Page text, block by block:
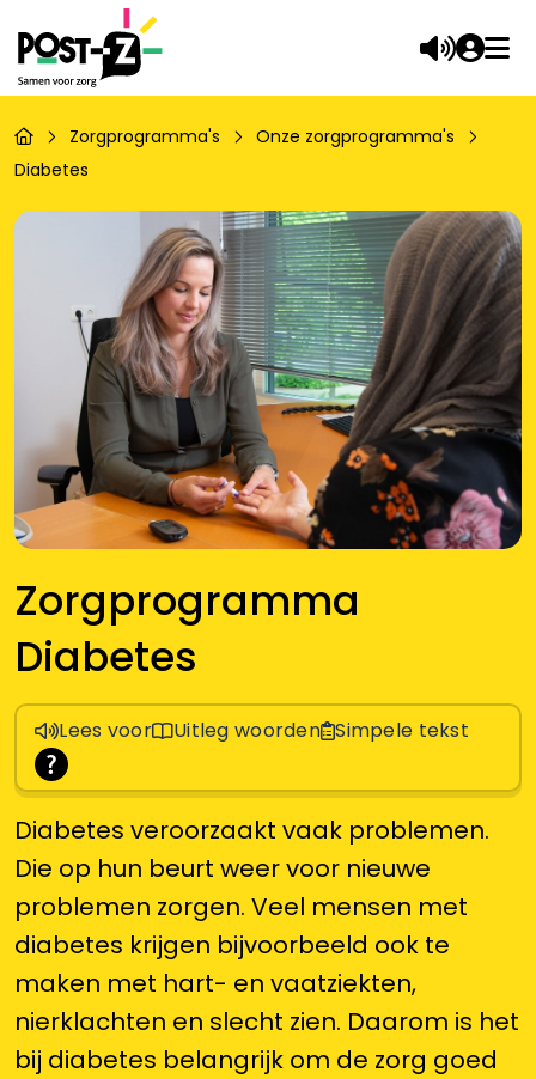
Zorgprogramma's
Onze zorgprogramma's
Diabetes
Zorgprogramma
Diabetes
Lees voor Uitleg woorden Simpele tekst
Diabetes veroorzaakt vaak problemen.
Die op hun beurt weer voor nieuwe
problemen zorgen. Veel mensen met
diabetes krijgen bijvoorbeeld ook te
maken met hart- en vaatziekten,
nierklachten en slecht zien. Daarom is het
bij diabetes belangrijk om de zorg goed